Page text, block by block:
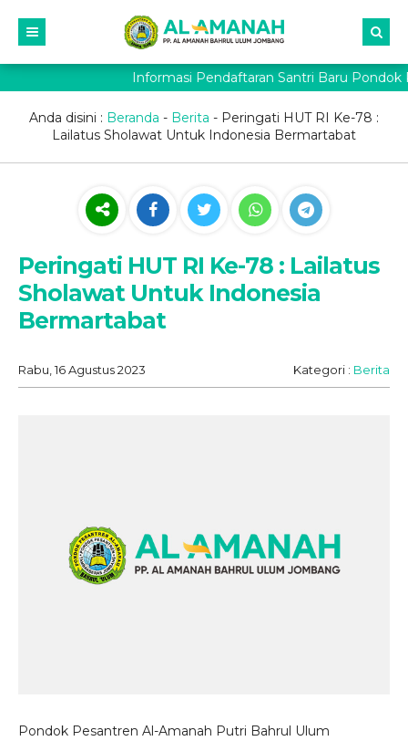
Informasi Pendaftaran Santri Baru Pondok
Anda disini : Beranda - Berita - Peringati HUT RI Ke-78 :
Lailatus Sholawat Untuk Indonesia Bermartabat
Peringati HUT RI Ke-78 : Lailatus
Sholawat Untuk Indonesia
Bermartabat
Rabu, 16 Agustus 2023 Kategori : Berita
Pondok Pesantren Al-Amanah Putri Bahrul Ulum